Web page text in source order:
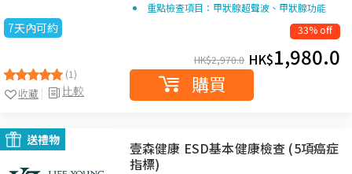
7天內可約
(1)
比較
收藏
重點檢查項目：甲狀腺超聲波、甲狀腺功能
33% off
HK$2,970.0 HK$1,980.0
購買
送禮物
壹森健康 ESD基本健康檢查 (5項癌症
指標)